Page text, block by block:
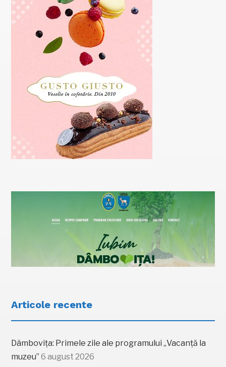
Articole recente
Dâmbovița: Primele zile ale programului „Vacanță la
muzeu” 6 august 2026